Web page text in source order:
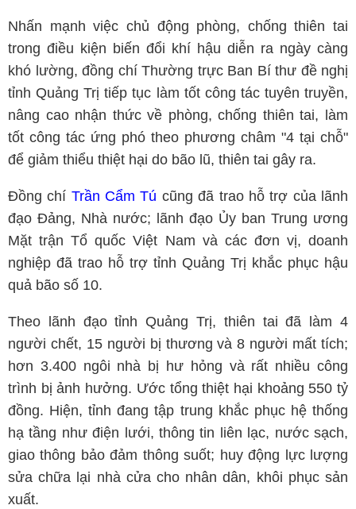
Nhấn mạnh việc chủ động phòng, chống thiên tai
trong điều kiện biến đổi khí hậu diễn ra ngày càng
khó lường, đồng chí Thường trực Ban Bí thư đề nghị
tỉnh Quảng Trị tiếp tục làm tốt công tác tuyên truyền,
nâng cao nhận thức về phòng, chống thiên tai, làm
tốt công tác ứng phó theo phương châm "4 tại chỗ"
để giảm thiểu thiệt hại do bão lũ, thiên tai gây ra.
Đồng chí Trần Cẩm Tú cũng đã trao hỗ trợ của lãnh
đạo Đảng, Nhà nước; lãnh đạo Ủy ban Trung ương
Mặt trận Tổ quốc Việt Nam và các đơn vị, doanh
nghiệp đã trao hỗ trợ tỉnh Quảng Trị khắc phục hậu
quả bão số 10.
Theo lãnh đạo tỉnh Quảng Trị, thiên tai đã làm 4
người chết, 15 người bị thương và 8 người mất tích;
hơn 3.400 ngôi nhà bị hư hỏng và rất nhiều công
trình bị ảnh hưởng. Ước tổng thiệt hại khoảng 550 tỷ
đồng. Hiện, tỉnh đang tập trung khắc phục hệ thống
hạ tầng như điện lưới, thông tin liên lạc, nước sạch,
giao thông bảo đảm thông suốt; huy động lực lượng
sửa chữa lại nhà cửa cho nhân dân, khôi phục sản
xuất.